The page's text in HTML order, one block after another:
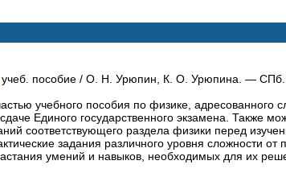
учеб. пособие / О. Н. Урюпин, К. О. Урюпина. —
учебного пособия по физике, адресованного
Единого государственного экзамена. Также
соответствующего раздела физики перед
задания различного уровня сложности
умений и навыков, необходимых для их